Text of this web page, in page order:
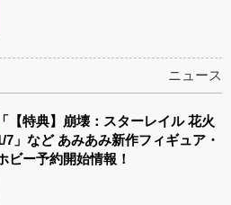
ニュース
「【特典】崩壊：スターレイル 花火
7」など あみあみ新作フィギュア・
ビー予約開始情報！